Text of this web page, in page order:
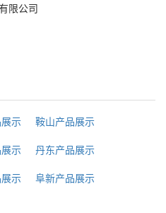
限公司
示 鞍山产品展示
示 丹东产品展示
示 阜新产品展示